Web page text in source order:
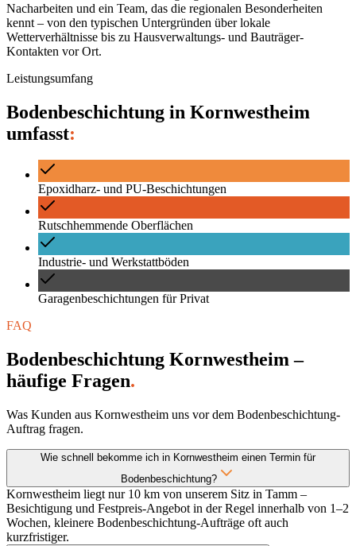
Nacharbeiten und ein Team, das die regionalen Besonderheiten
kennt – von den typischen Untergründen über lokale
Wetterverhältnisse bis zu Hausverwaltungs- und Bauträger-
Kontakten vor Ort.
Leistungsumfang
Bodenbeschichtung in Kornwestheim
umfasst:
Epoxidharz- und PU-Beschichtungen
Rutschhemmende Oberflächen
Industrie- und Werkstattböden
Garagenbeschichtungen für Privat
FAQ
Bodenbeschichtung Kornwestheim –
häufige Fragen.
Was Kunden aus Kornwestheim uns vor dem Bodenbeschichtung-
Auftrag fragen.
Wie schnell bekomme ich in Kornwestheim einen Termin für
Bodenbeschichtung?
Kornwestheim liegt nur 10 km von unserem Sitz in Tamm –
Besichtigung und Festpreis-Angebot in der Regel innerhalb von 1–2
Wochen, kleinere Bodenbeschichtung-Aufträge oft auch
kurzfristiger.